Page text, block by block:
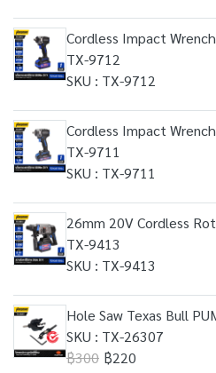
​​Cordless Impact
TX-9712
SKU : TX-9712
Cordless Impact
TX-9711
SKU : TX-9711
26mm 20V Cordless
TX-9413
SKU : TX-9413
Hole Saw Texas Bull
SKU : TX-26307
฿300 ฿220